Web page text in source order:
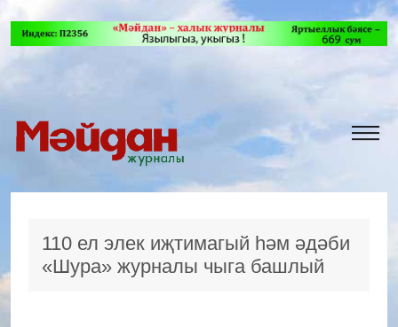
110 ел элек иҗтимагый һәм әдәби
«Шура» журналы чыга башлый